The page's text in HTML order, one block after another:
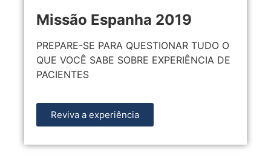
Missão Espanha 2019
PREPARE-SE PARA QUESTIONAR TUDO O
QUE VOCÊ SABE SOBRE EXPERIÊNCIA DE
PACIENTES
Reviva a experiência